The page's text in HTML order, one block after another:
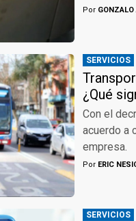
Por
SERVICIOS
¿Qué
Con el
acuerdo a
empresa.
Por ERIC
SERVICIOS